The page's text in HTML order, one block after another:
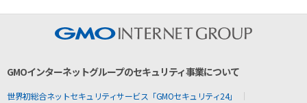
GMOインターネットグループのセキュリティ事業について
世界初総合ネットセキュリティサービス「GMOセキュリティ24」